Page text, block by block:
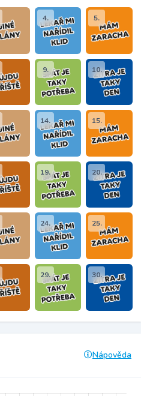
4. 5.
9. 10.
14. 15.
19. 20.
24. 25.
29. 30.
Nápověda